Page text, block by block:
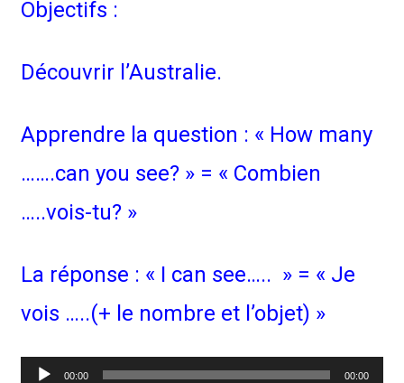
Objectifs :
Découvrir l’Australie.
Apprendre la question : « How many
…….can you see? » = « Combien
…..vois-tu? »
La réponse : « I can see….. » = « Je
vois …..(+ le nombre et l’objet) »
Lecteur00:00 00:00